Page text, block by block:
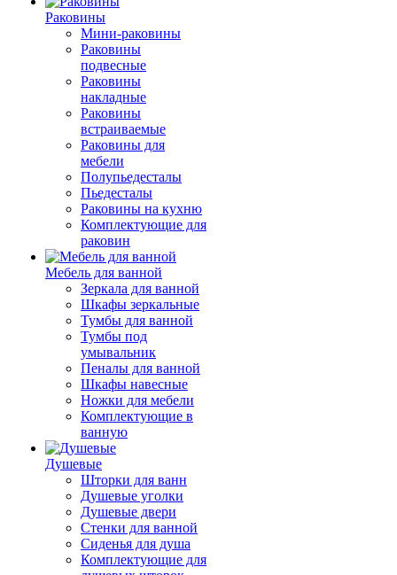
Раковины
Мини-раковины
Раковины
подвесные
Раковины
накладные
Раковины
встраиваемые
Раковины для
мебели
Полупьедесталы
Пьедесталы
Раковины на кухню
Комплектующие для
раковин
Мебель для ванной
Зеркала для ванной
Шкафы зеркальные
Тумбы для ванной
Тумбы под
умывальник
Пеналы для ванной
Шкафы навесные
Ножки для мебели
Комплектующие в
ванную
Душевые
Шторки для ванн
Душевые уголки
Душевые двери
Стенки для ванной
Сиденья для душа
Комплектующие для